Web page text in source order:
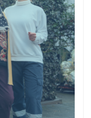
des processus
les objectifs
veiller à la
des